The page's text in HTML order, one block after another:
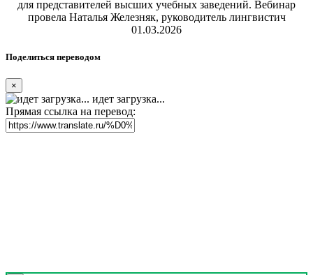
для представителей высших учебных заведений. Вебинар
провела Наталья Железняк, руководитель лингвистич
01.03.2026
Поделиться переводом
×
идет загрузка...
Прямая ссылка на перевод: